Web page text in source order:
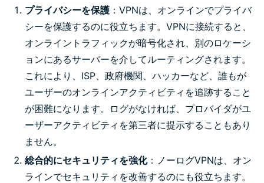
プライバシーを保護 ：VPNは、オンラインでプライバ
シーを保護するのに役立ちます。VPNに接続すると、
オンライントラフィックが暗号化され、別のロケーシ
ョンにあるサーバーを介してルーティングされます。
これにより、ISP、政府機関、ハッカーなど、誰もが
ユーザーのオンラインアクティビティを追跡すること
が困難になります。ログがなければ、プロバイダがユ
ーザーアクティビティを第三者に提示することもあり
ません。
総合的にセキュリティを強化：ノーログVPNは、オン
ラインでセキュリティを改善するのにも役立ちます。